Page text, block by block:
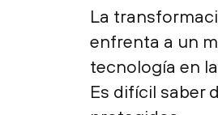
La
enfrenta a un
tecnología en
Es difícil saber